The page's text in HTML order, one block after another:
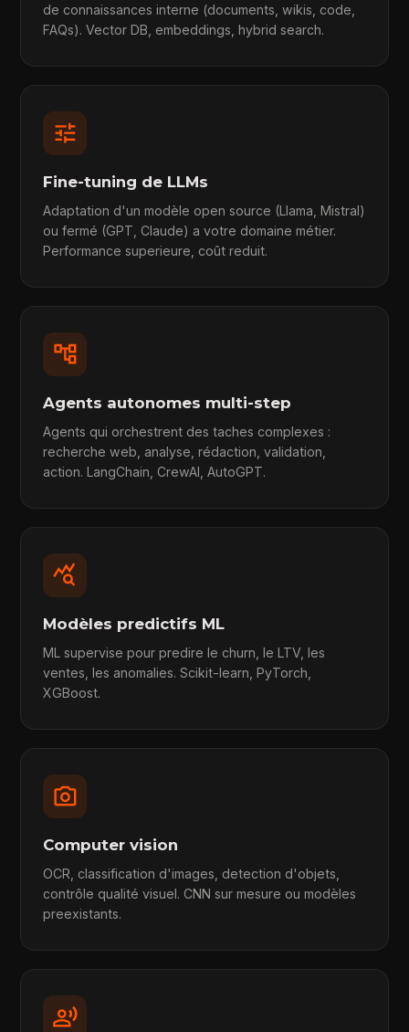
de connaissances interne (documents, wikis, code,
FAQs). Vector DB, embeddings, hybrid search.
tune
Fine-tuning de LLMs
Adaptation d'un modèle open source (Llama, Mistral)
ou fermé (GPT, Claude) a votre domaine métier.
Performance superieure, coût reduit.
account_tree
Agents autonomes multi-step
Agents qui orchestrent des taches complexes :
recherche web, analyse, rédaction, validation,
action. LangChain, CrewAI, AutoGPT.
query_stats
Modèles predictifs ML
ML supervise pour predire le churn, le LTV, les
ventes, les anomalies. Scikit-learn, PyTorch,
XGBoost.
photo_camera
Computer vision
OCR, classification d'images, detection d'objets,
contrôle qualité visuel. CNN sur mesure ou modèles
preexistants.
record_voice_over